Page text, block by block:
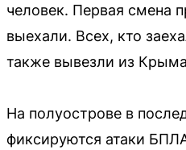
человек. Первая смена
выехали. Всех, кто
также вывезли из
На полуострове в
фиксируются атаки